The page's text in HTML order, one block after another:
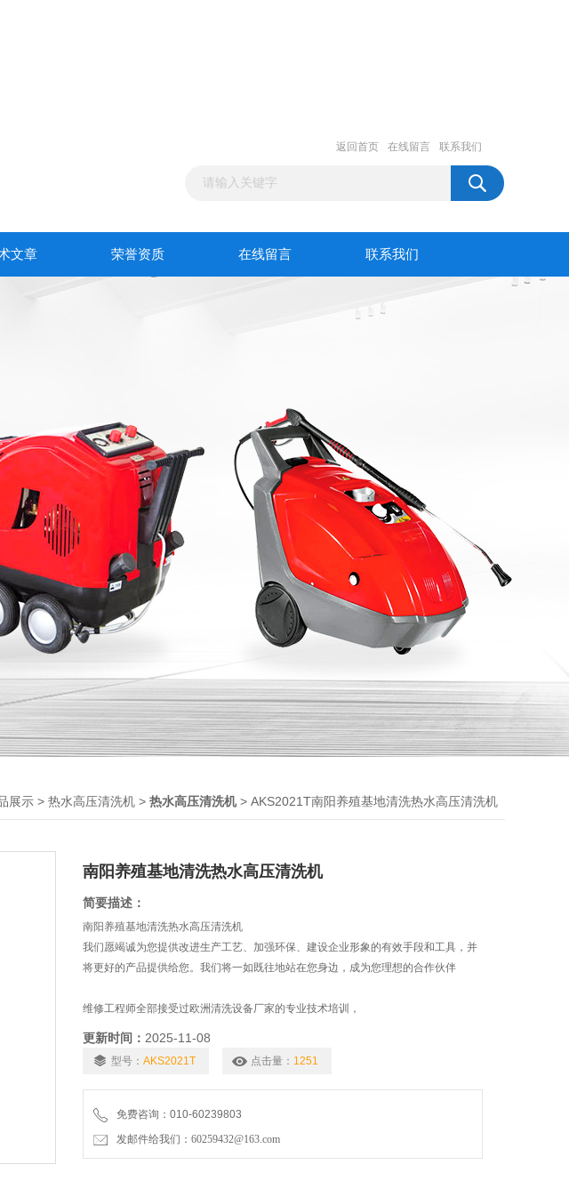
返回首页 在线留言 联系我们
文章 荣誉资质 在线留言 联系我们
展示 > 热水高压清洗机 > 热水高压清洗机> AKS2021T南阳养殖基地清洗热水高压清洗机
南阳养殖基地清洗热水高压清洗机
简要描述：
南阳养殖基地清洗热水高压清洗机
我们愿竭诚为您提供改进生产工艺、加强环保、建设企业形象的有效手段和工具，并
将更好的产品提供给您。我们将一如既往地站在您身边，成为您理想的合作伙伴
维修工程师全部接受过欧洲清洗设备厂家的专业技术培训，
更新时间： 2025-11-08
型号： AKS2021T 点击量： 1251
免费咨询：010-60239803
发邮件给我们：60259432@163.com